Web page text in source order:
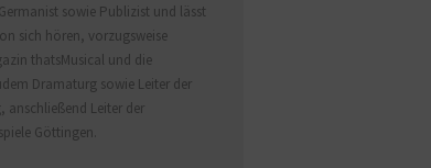
sowie Publizist und lässt
sich hören, vorzugsweise
thatsMusical und die
Dramaturg sowie Leiter der
anschließend Leiter der
Göttingen.